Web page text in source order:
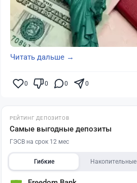
Читать дальше →
0 0 0 0
РЕЙТИНГ ДЕПОЗИТОВ
Самые выгодные депозиты
ГЭСВ на срок 12 мес
Гибкие Накопительные